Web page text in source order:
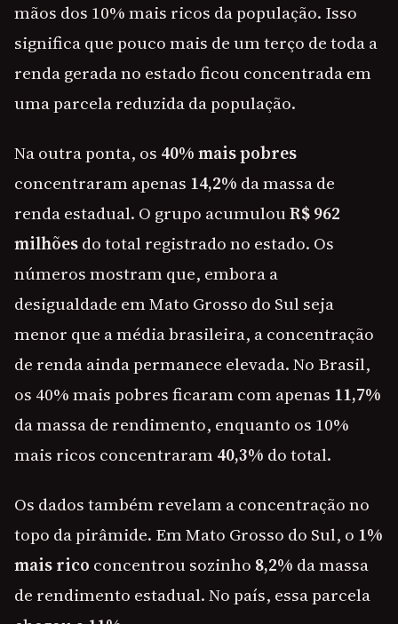
mãos dos 10% mais ricos da população. Isso
significa que pouco mais de um terço de toda a
renda gerada no estado ficou concentrada em
uma parcela reduzida da população.
Na outra ponta, os 40% mais pobres
concentraram apenas 14,2% da massa de
renda estadual. O grupo acumulouR$ 962
milhõesdo total registrado no estado. Os
números mostram que, embora a
desigualdade em Mato Grosso do Sul seja
menor que a média brasileira, a concentração
de renda ainda permanece elevada. No Brasil,
os 40% mais pobres ficaram com apenas 11,7%
da massa de rendimento, enquanto os 10%
mais ricos concentraram40,3% do total.
Os dados também revelam a concentração no
topo da pirâmide. Em Mato Grosso do Sul, o 1%
mais rico concentrou sozinho 8,2% da massa
de rendimento estadual. No país, essa parcela